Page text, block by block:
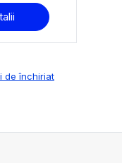
de închiriat